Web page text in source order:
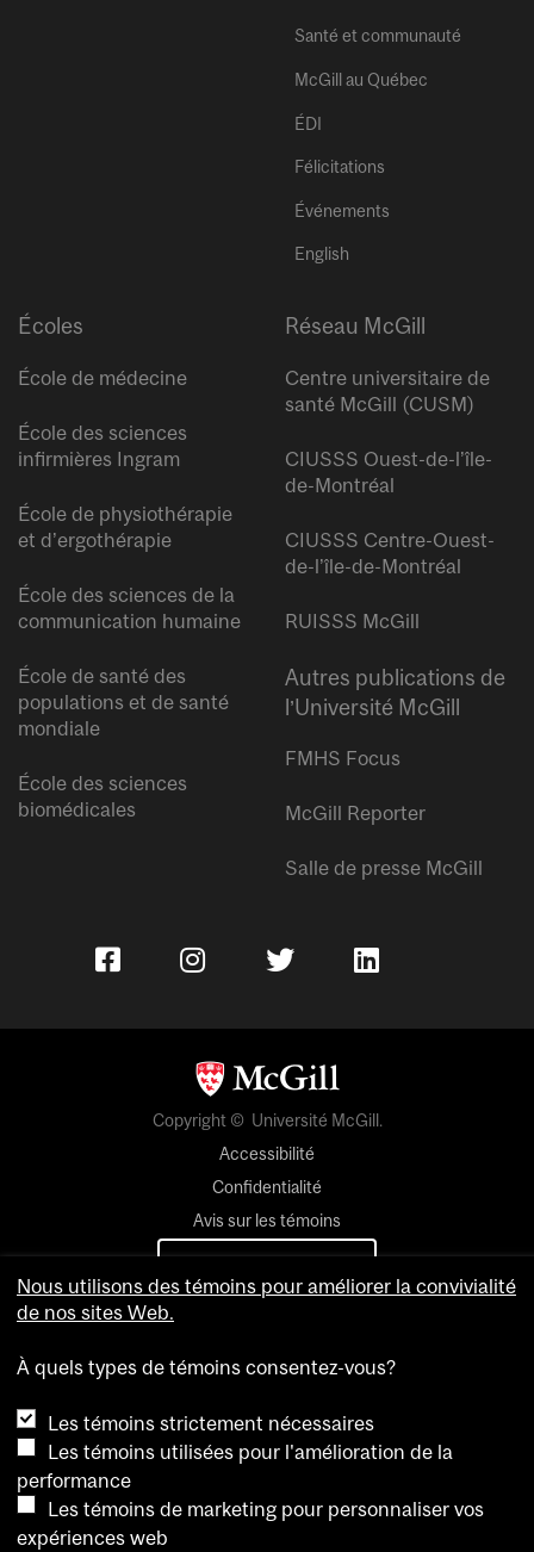
Santé et communauté
McGill au Québec
ÉDI
Félicitations
Événements
English
Écoles
École de médecine
École des sciences
infirmières Ingram
École de physiothérapie
et d’ergothérapie
École des sciences de la
communication humaine
École de santé des
populations et de santé
mondiale
École des sciences
biomédicales
Réseau McGill
Centre universitaire de
santé McGill (CUSM)
CIUSSS Ouest-de-l’île-
de-Montréal
CIUSSS Centre-Ouest-
de-l’île-de-Montréal
RUISSS McGill
Autres publications de
l’Université McGill
FMHS Focus
McGill Reporter
Salle de presse McGill
Copyright © Université McGill.
Accessibilité
Confidentialité
Avis sur les témoins
Nous utilisons des témoins pour améliorer la convivialité
de nos sites Web.
À quels types de témoins consentez-vous?
Les témoins strictement nécessaires
Les témoins utilisées pour l'amélioration de la
performance
Les témoins de marketing pour personnaliser vos
expériences web